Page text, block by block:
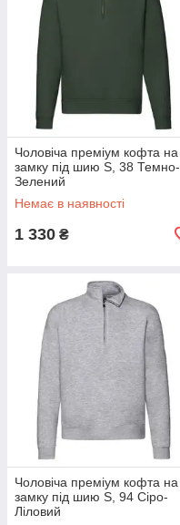
Чоловіча преміум кофта на
замку під шию S, 38 Темно-
Зелений
Немає в наявності
1 330 ₴
Чоловіча преміум кофта на
замку під шию S, 94 Сіро-
Ліловий